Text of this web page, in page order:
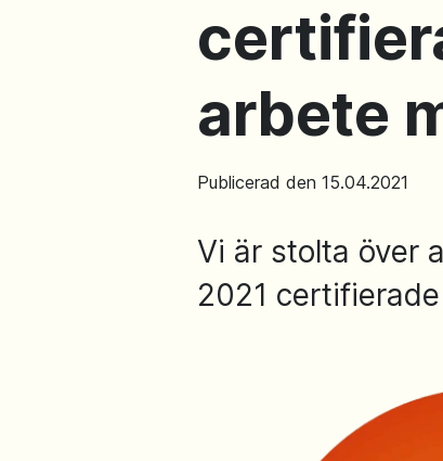
arbete
Publicerad den 15.04.2021
Vi är stolta över
2021